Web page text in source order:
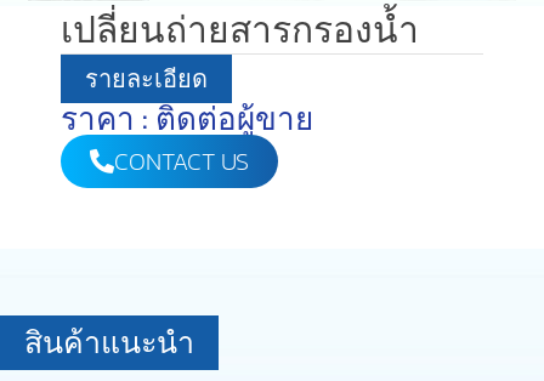
เปลี่ยนถ่ายสารกรองน้ำ
รายละเอียด
ราคา : ติดต่อผู้ขาย
CONTACT US
สินค้าแนะนำ